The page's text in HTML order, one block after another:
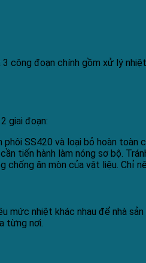
công đoạn chính gồm xử lý
giai đoạn:
SS420 và loại bỏ hoàn toàn
tiến hành làm nóng sơ bộ.
chống ăn mòn của vật liệu. Chỉ
mức nhiệt khác nhau để nhà
từng nơi.